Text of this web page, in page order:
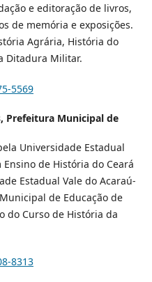
e editoração de livros,
de memória e exposições.
Agrária, História do
Ditadura Militar.
5569
Prefeitura Municipal de
Universidade Estadual
Ensino de História do Ceará
Estadual Vale do Acaraú-
de Educação de
do Curso de História da
8313